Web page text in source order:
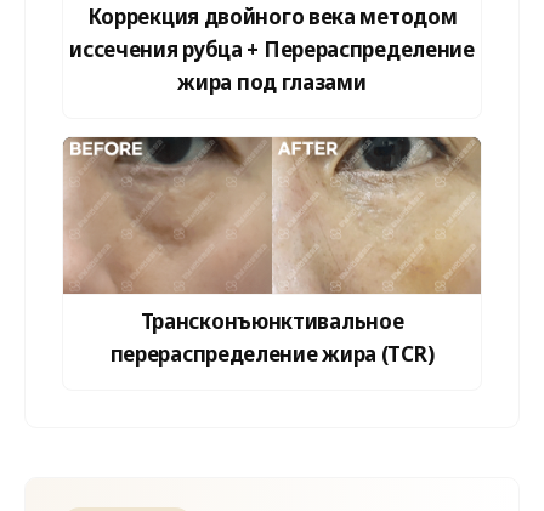
Коррекция двойного века методом
иссечения рубца + Перераспределение
жира под глазами
Трансконъюнктивальное
перераспределение жира (TCR)